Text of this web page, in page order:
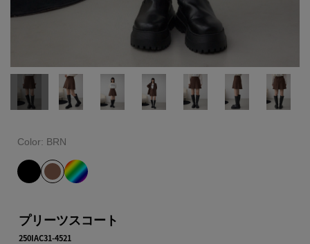
Color: BRN
プリーツスコート
250IAC31-4521